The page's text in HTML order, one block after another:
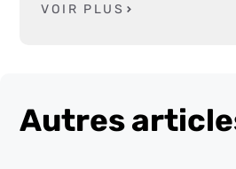
VOIR PLUS
Autres